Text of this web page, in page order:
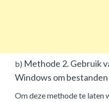
b) Methode 2. Gebruik
Windows om
Om deze methode te laten